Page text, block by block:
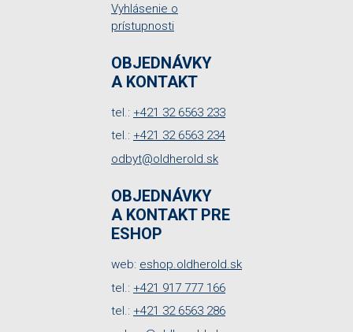
Vyhlásenie o
prístupnosti
OBJEDNÁVKY
A KONTAKT
tel.: +421 32 6563 233
tel.: +421 32 6563 234
odbyt@oldherold.sk
OBJEDNÁVKY
A KONTAKT PRE
ESHOP
web: eshop.oldherold.sk
tel.: +421 917 777 166
tel.: +421 32 6563 286